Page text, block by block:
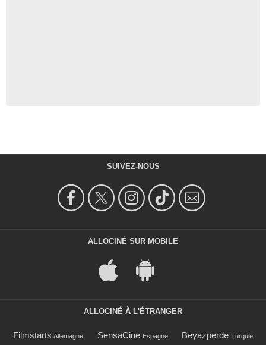
SUIVEZ-NOUS
ALLOCINÉ SUR MOBILE
ALLOCINÉ À L'ÉTRANGER
Filmstarts Allemagne SensaCine Espagne Beyazperde Turquie